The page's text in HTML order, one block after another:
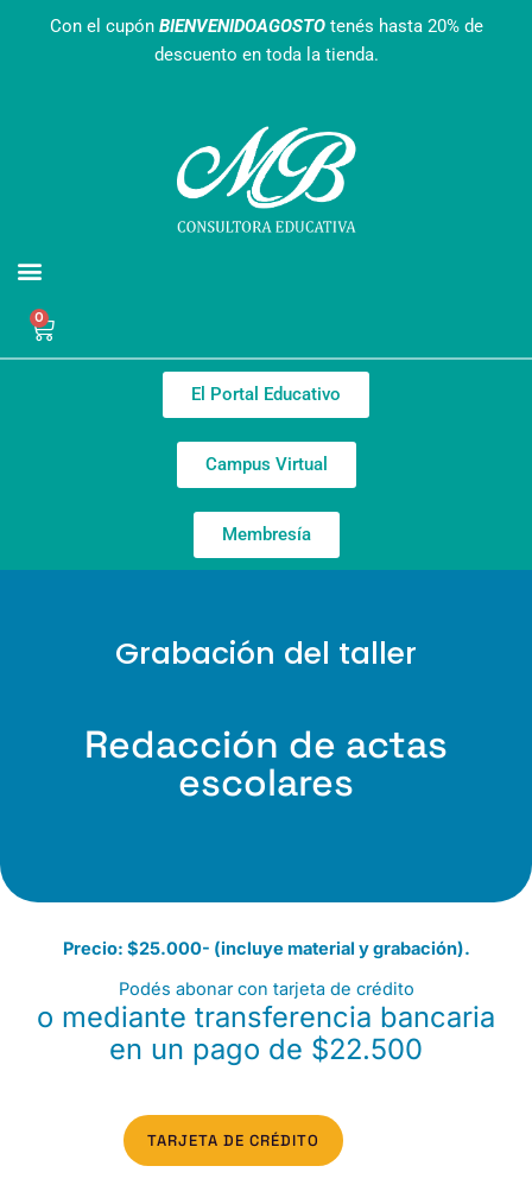
Con el cupón BIENVENIDOAGOSTO tenés hasta 20% de
descuento en toda la tienda.
0
Cart
El Portal Educativo
Campus Virtual
Membresía
Grabación del taller
Redacción de actas
escolares
Precio: $25.000- (incluye material y grabación).
Podés abonar con tarjeta de crédito
o mediante transferencia bancaria
en un pago de $22.500
TARJETA DE CRÉDITO